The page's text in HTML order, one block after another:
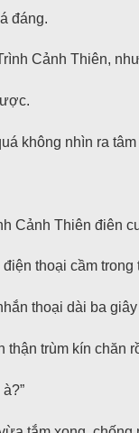
đáng.
Cảnh Thiên,
không nhìn ra
Cảnh Thiên điên
thoại cầm trong
thoại dài ba
thận trùm kín chăn